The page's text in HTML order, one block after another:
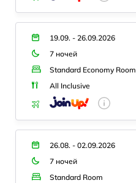
19.09. - 26.09.2026
7 ночей
Standard Economy Room
All Inclusive
26.08. - 02.09.2026
7 ночей
Standard Room